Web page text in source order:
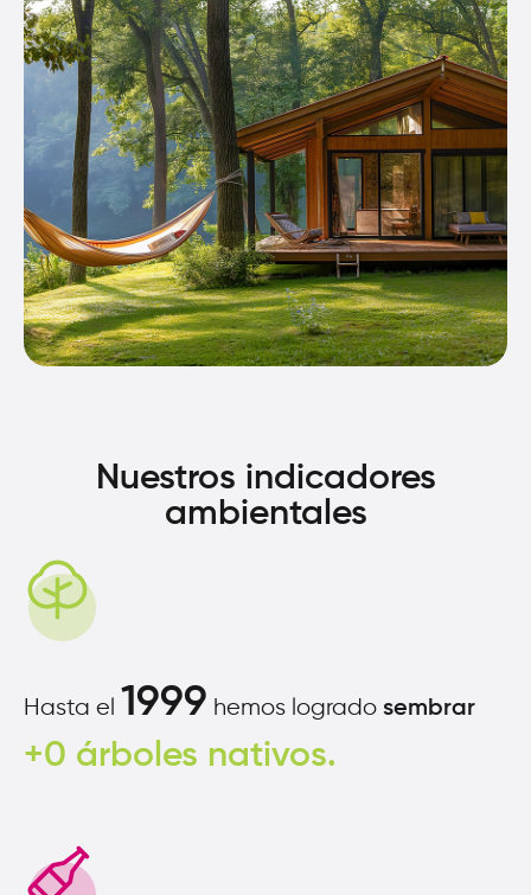
Nuestros indicadores
ambientales
Hasta el 1999 hemos logrado sembrar
+0 árboles nativos.